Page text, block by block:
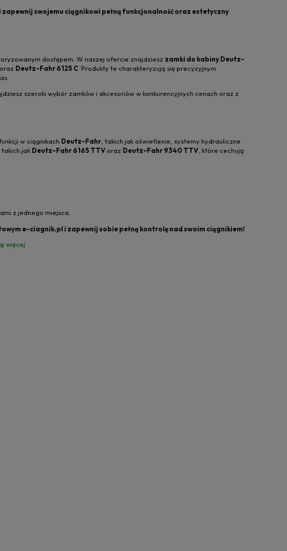
swojemu ciągnikowi pełną funkcjonalność oraz estetyczny
dostępem. W naszej ofercie znajdziesz zamki do kabiny Deutz-
oraz Deutz-Fahr 6125 C . Produkty te charakteryzują się precyzyjnym
szeroki wybór zamków i akcesoriów w konkurencyjnych cenach oraz z
w ciągnikach Deutz-Fahr, takich jak oświetlenie, systemy hydrauliczne
jak Deutz-Fahr 6165 TTV oraz Deutz-Fahr 9340 TTV, które cechują
z jednego miejsca.
e-ciagnik.pl i zapewnij sobie pełną kontrolę nad swoim ciągnikiem!
więcej